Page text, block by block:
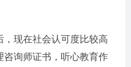
现在社会认可度比较高
询师证书，听心教育作